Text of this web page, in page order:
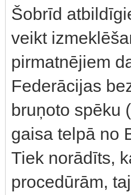
Šobrīd
veikt
pirmatnējiem
Federācijas
bruņoto spēku
gaisa telpā no
Tiek norādīts,
procedūrām,